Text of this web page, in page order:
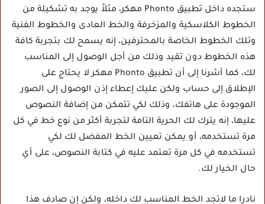
ستجده داخل تطبيق Phonto مهكر، مثلاً يوجد به تشكيلة من
الخطوط الكلاسكية والمزخرفة والخط العادى والخطوط الفنية
وتلك الخطوط الخاصة بالمحترفين، إنه يسمح لك بتجربة كافة
هذه الخطوط دون تقيد وذلك من أجل الوصول إلى المناسب
لك، كما أشرنا إلى أن تطبيق Phonto مهكر لا يحتاج على
الإطلاق إلى حساب ولكن عليك إعطاء إذن الوصول إلى الصور
الموجودة على هاتفك، وذلك لكي تتمكن من إضافة النصوص
عليها، إنه يترك لك الحرية التامة لتجربة أكثر من نوع خط في كل
مرة تستخدمه، أو يمكن تعيين الخط المفضل لك لكي
تستخدمه في كل مرة تعتمد عليه في كتابة النصوص، على أي
حال الخيار لك.
نادرا ما لاتجد الخط المناسب لك داخله، ولكن إن صادف هذا